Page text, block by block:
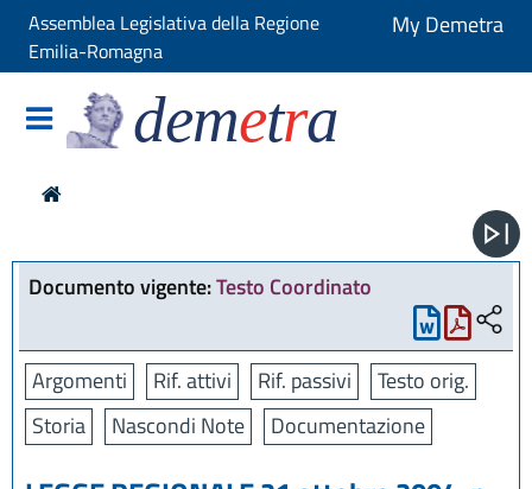
Assemblea Legislativa della Regione
Emilia-Romagna
My Demetra
demetra
Documento vigente:Testo Coordinato
Argomenti Rif. attivi Rif. passivi
Testo orig.
Storia
Nascondi Note Documentazione